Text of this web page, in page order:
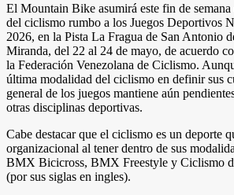
El Mountain Bike asumirá este fin de
del ciclismo rumbo a los Juegos Deportivos
2026, en la Pista La Fragua de San Antonio
Miranda, del 22 al 24 de mayo, de acuerdo
la Federación Venezolana de Ciclismo.
última modalidad del ciclismo en definir sus
general de los juegos mantiene aún
otras disciplinas deportivas.
Cabe destacar que el ciclismo es un deporte
organizacional al tener dentro de sus
BMX Bicicross, BMX Freestyle y Ciclismo
(por sus siglas en ingles).